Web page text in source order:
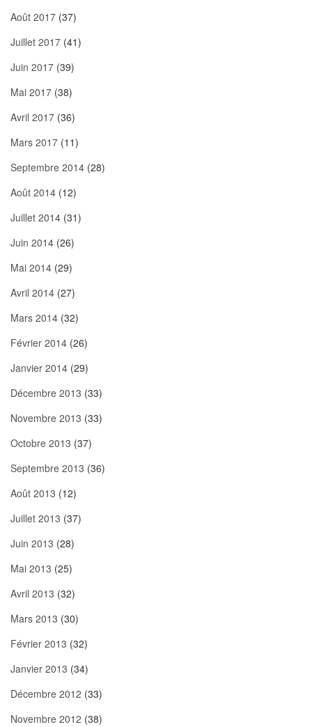
Août 2017 (37)
Juillet 2017 (41)
Juin 2017 (39)
Mai 2017 (38)
Avril 2017 (36)
Mars 2017 (11)
Septembre 2014 (28)
Août 2014 (12)
Juillet 2014 (31)
Juin 2014 (26)
Mai 2014 (29)
Avril 2014 (27)
Mars 2014 (32)
Février 2014 (26)
Janvier 2014 (29)
Décembre 2013 (33)
Novembre 2013 (33)
Octobre 2013 (37)
Septembre 2013 (36)
Août 2013 (12)
Juillet 2013 (37)
Juin 2013 (28)
Mai 2013 (25)
Avril 2013 (32)
Mars 2013 (30)
Février 2013 (32)
Janvier 2013 (34)
Décembre 2012 (33)
Novembre 2012 (38)